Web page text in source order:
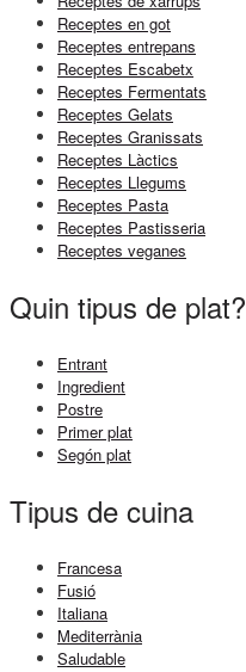
Receptes en got
Receptes entrepans
Receptes Escabetx
Receptes Fermentats
Receptes Gelats
Receptes Granissats
Receptes Làctics
Receptes Llegums
Receptes Pasta
Receptes Pastisseria
Receptes veganes
Quin tipus de plat?
Entrant
Ingredient
Postre
Primer plat
Segón plat
Tipus de cuina
Francesa
Fusió
Italiana
Mediterrània
Saludable